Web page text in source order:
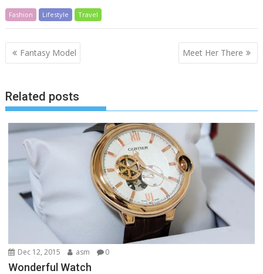
Fashion Lifestyle Travel
Post
navigation
Fantasy Model Meet Her There
Related posts
Dec 12, 2015 asm 0
Wonderful Watch